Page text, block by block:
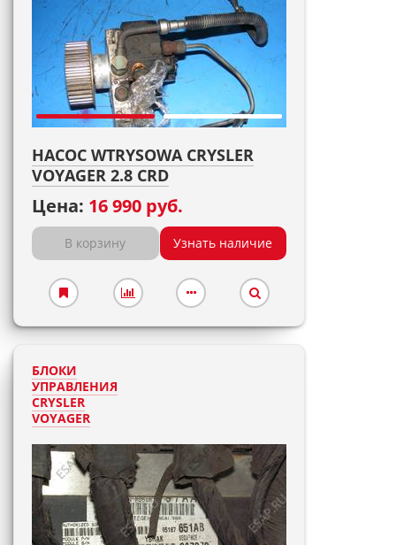
НАСОС WTRYSOWA CRYSLER
VOYAGER 2.8 CRD
Цена: 16 990 руб.
В корзину Узнать наличие
БЛОКИ
УПРАВЛЕНИЯ
CRYSLER
VOYAGER